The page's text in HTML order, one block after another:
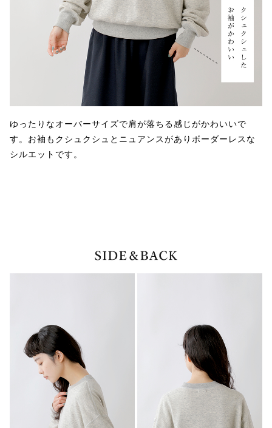
ゆったりなオーバーサイズで肩が落ちる感じがかわいいで
す。お袖もクシュクシュとニュアンスがありボーダーレスな
シルエットです。